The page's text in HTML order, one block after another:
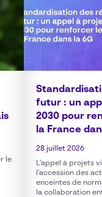
le
futur : un
2030 pour
la France
28 juillet 2026
L'appel à projets
l'accession des
enceintes de
la collaboration